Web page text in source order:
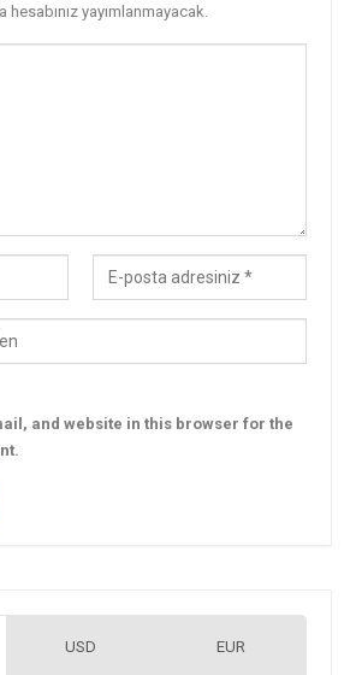
hesabınız yayımlanmayacak.
and website in this browser for the
USD EUR